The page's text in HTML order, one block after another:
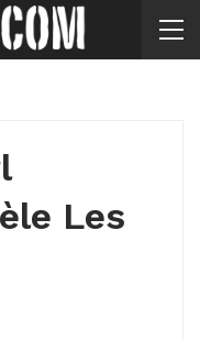
Les